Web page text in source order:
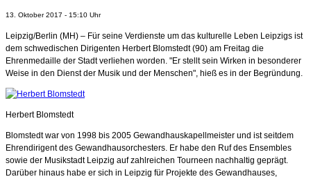
13. Oktober 2017 - 15:10 Uhr
Leipzig/Berlin (MH) – Für seine Verdienste um das kulturelle Leben Leipzigs ist
dem schwedischen Dirigenten Herbert Blomstedt (90) am Freitag die
Ehrenmedaille der Stadt verliehen worden. "Er stellt sein Wirken in besonderer
Weise in den Dienst der Musik und der Menschen", hieß es in der Begründung.
Herbert Blomstedt
Blomstedt war von 1998 bis 2005 Gewandhauskapellmeister und ist seitdem
Ehrendirigent des Gewandhausorchesters. Er habe den Ruf des Ensembles
sowie der Musikstadt Leipzig auf zahlreichen Tourneen nachhaltig geprägt.
Darüber hinaus habe er sich in Leipzig für Projekte des Gewandhauses,